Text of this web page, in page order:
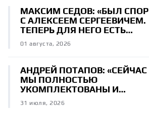
МАКСИМ СЕДОВ: «БЫЛ СПОР
С АЛЕКСЕЕМ СЕРГЕЕВИЧЕМ.
ТЕПЕРЬ ДЛЯ НЕГО ЕСТЬ
ЗАДАНИЕ НА ТРЕНИРОВКЕ»
01 августа, 2026
АНДРЕЙ ПОТАПОВ: «СЕЙЧАС
МЫ ПОЛНОСТЬЮ
УКОМПЛЕКТОВАНЫ И
СТРОИМ КОМАНДУ НА
ПЕРСПЕКТИВУ»
31 июля, 2026